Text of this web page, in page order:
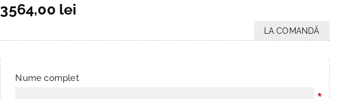
3564,00 lei
LA COMANDĂ
Nume complet